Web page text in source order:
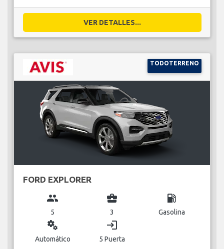
VER DETALLES...
TODOTERRENO
FORD EXPLORER
group
5
business_center
3
local_gas_station
Gasolina
miscellaneous_services
Automático
login
5 Puerta